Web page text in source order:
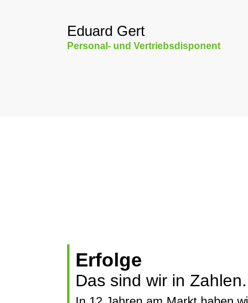
Eduard Gert
Personal- und Vertriebsdisponent
Erfolge
Das sind wir in Zahlen.